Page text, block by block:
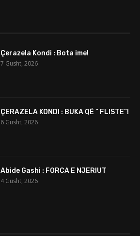
Çerazela Kondi : Bota ime!
7 Gusht, 2026
ÇERAZELA KONDI : BUKA QË ” FLISTE”!
6 Gusht, 2026
Abide Gashi : FORCA E NJERIUT
4 Gusht, 2026